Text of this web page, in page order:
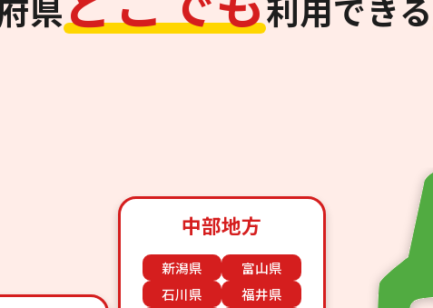
県 利用できる
中部地方
新潟県
富山県
石川県
福井県